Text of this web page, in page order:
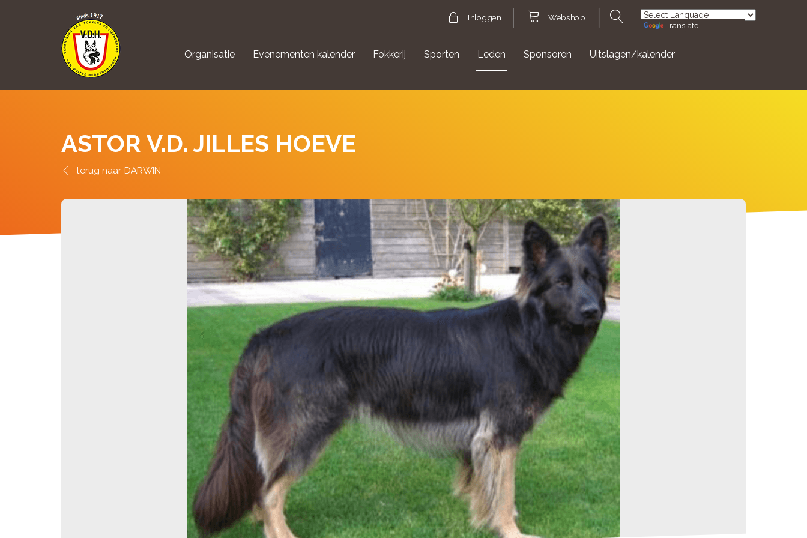
Inloggen Webshop
Powered by
Translate
Organisatie Evenementen kalender Fokkerij Sporten Leden Sponsoren Uitslagen/kalender
ASTOR V.D. JILLES HOEVE
DARWIN